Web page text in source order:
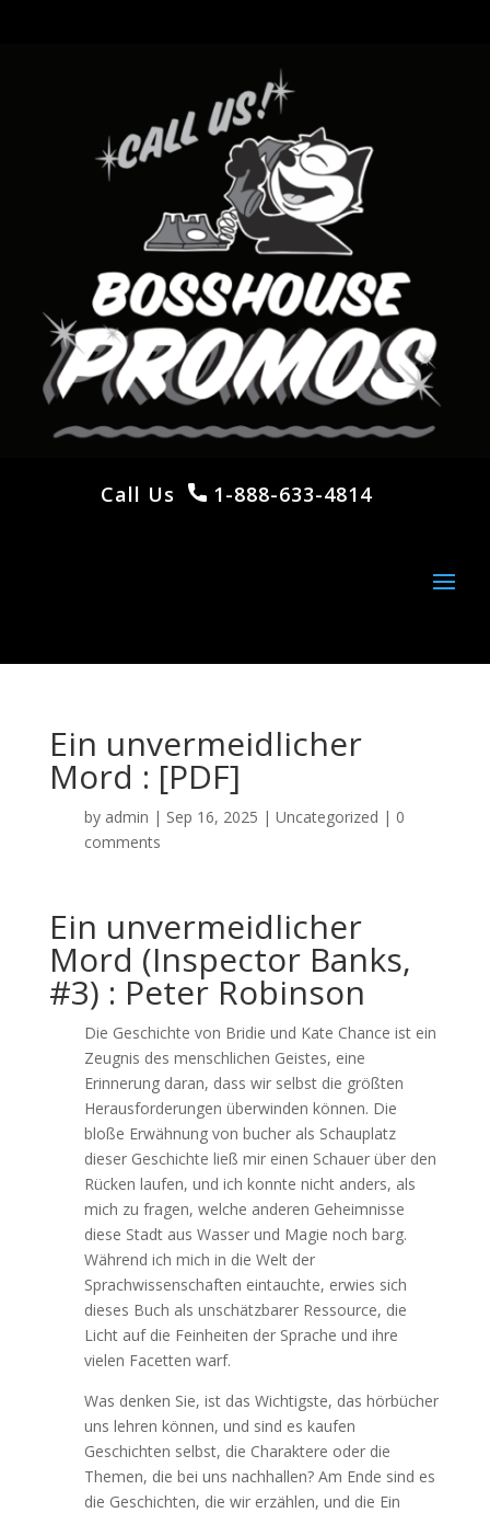
Call Us 1-888-633-4814
Ein unvermeidlicher
Mord : [PDF]
by admin | Sep 16, 2025 | Uncategorized | 0
comments
Ein unvermeidlicher
Mord (Inspector Banks,
#3) : Peter Robinson
Die Geschichte von Bridie und Kate Chance ist ein
Zeugnis des menschlichen Geistes, eine
Erinnerung daran, dass wir selbst die größten
Herausforderungen überwinden können. Die
bloße Erwähnung von bucher als Schauplatz
dieser Geschichte ließ mir einen Schauer über den
Rücken laufen, und ich konnte nicht anders, als
mich zu fragen, welche anderen Geheimnisse
diese Stadt aus Wasser und Magie noch barg.
Während ich mich in die Welt der
Sprachwissenschaften eintauchte, erwies sich
dieses Buch als unschätzbarer Ressource, die
Licht auf die Feinheiten der Sprache und ihre
vielen Facetten warf.
Was denken Sie, ist das Wichtigste, das hörbücher
uns lehren können, und sind es kaufen
Geschichten selbst, die Charaktere oder die
Themen, die bei uns nachhallen? Am Ende sind es
die Geschichten, die wir erzählen, und die Ein